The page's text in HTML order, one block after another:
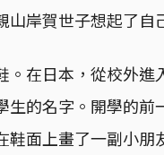
岸賀世子想起了自
在日本，從校外進
的名字。開學的前
面上畫了一副小朋